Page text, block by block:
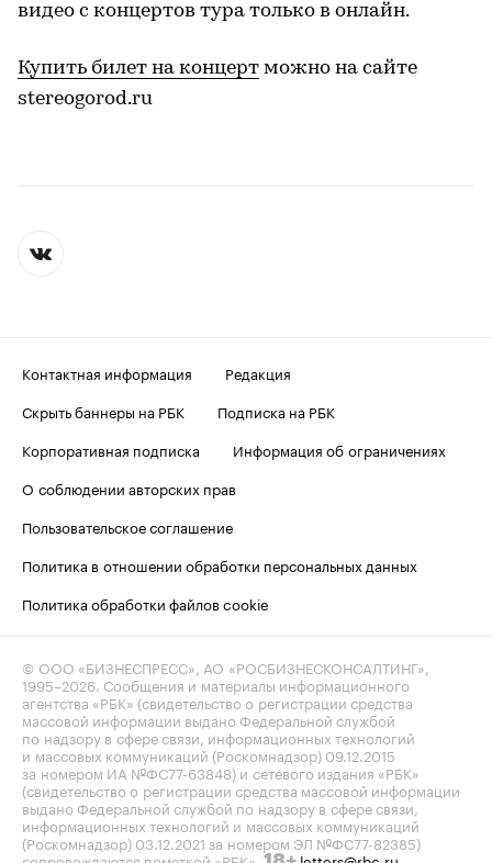
видео с концертов тура только в онлайн.
Купить билет на концерт можно на сайте
stereogorod.ru
Контактная информация
Редакция
Скрыть баннеры на РБК
Подписка на РБК
Корпоративная подписка
Информация об ограничениях
О соблюдении авторских прав
Пользовательское соглашение
Политика в отношении обработки персональных данных
Политика обработки файлов cookie
© ООО «БИЗНЕСПРЕСС», АО «РОСБИЗНЕСКОНСАЛТИНГ»,
1995–2026. Сообщения и материалы информационного
агентства «РБК» (свидетельство о регистрации средства
массовой информации выдано Федеральной службой
по надзору в сфере связи, информационных технологий
и массовых коммуникаций (Роскомнадзор) 09.12.2015
за номером ИА №ФС77-63848) и сетевого издания «РБК»
(свидетельство о регистрации средства массовой информации
выдано Федеральной службой по надзору в сфере связи,
информационных технологий и массовых коммуникаций
(Роскомнадзор) 03.12.2021 за номером ЭЛ №ФС77-82385)